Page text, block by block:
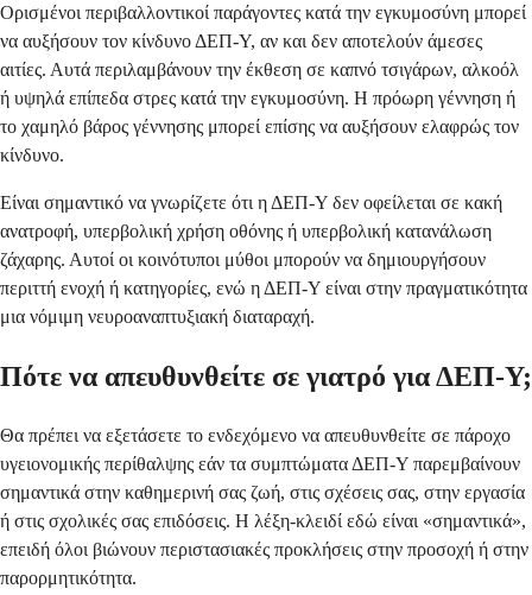
Ορισμένοι περιβαλλοντικοί παράγοντες κατά την εγκυμοσύνη μπορεί
να αυξήσουν τον κίνδυνο ΔΕΠ-Υ, αν και δεν αποτελούν άμεσες
αιτίες. Αυτά περιλαμβάνουν την έκθεση σε καπνό τσιγάρων, αλκοόλ
ή υψηλά επίπεδα στρες κατά την εγκυμοσύνη. Η πρόωρη γέννηση ή
το χαμηλό βάρος γέννησης μπορεί επίσης να αυξήσουν ελαφρώς τον
κίνδυνο.
Είναι σημαντικό να γνωρίζετε ότι η ΔΕΠ-Υ δεν οφείλεται σε κακή
ανατροφή, υπερβολική χρήση οθόνης ή υπερβολική κατανάλωση
ζάχαρης. Αυτοί οι κοινότυποι μύθοι μπορούν να δημιουργήσουν
περιττή ενοχή ή κατηγορίες, ενώ η ΔΕΠ-Υ είναι στην πραγματικότητα
μια νόμιμη νευροαναπτυξιακή διαταραχή.
Πότε να απευθυνθείτε σε γιατρό για ΔΕΠ-Υ;
Θα πρέπει να εξετάσετε το ενδεχόμενο να απευθυνθείτε σε πάροχο
υγειονομικής περίθαλψης εάν τα συμπτώματα ΔΕΠ-Υ παρεμβαίνουν
σημαντικά στην καθημερινή σας ζωή, στις σχέσεις σας, στην εργασία
ή στις σχολικές σας επιδόσεις. Η λέξη-κλειδί εδώ είναι «σημαντικά»,
επειδή όλοι βιώνουν περιστασιακές προκλήσεις στην προσοχή ή στην
παρορμητικότητα.